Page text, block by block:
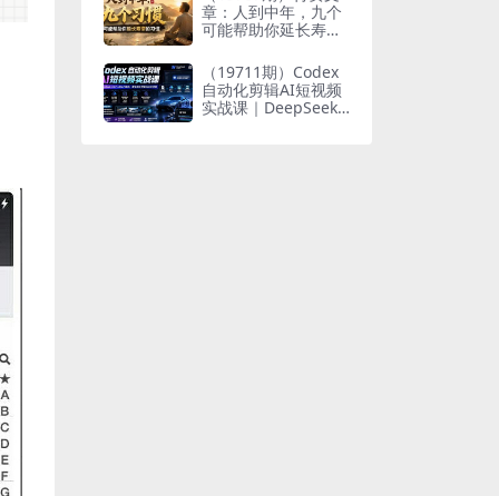
无限生成
章：人到中年，九个
可能帮助你延长寿命
（19711期）Codex
自动化剪辑AI短视频
实战课｜DeepSeek